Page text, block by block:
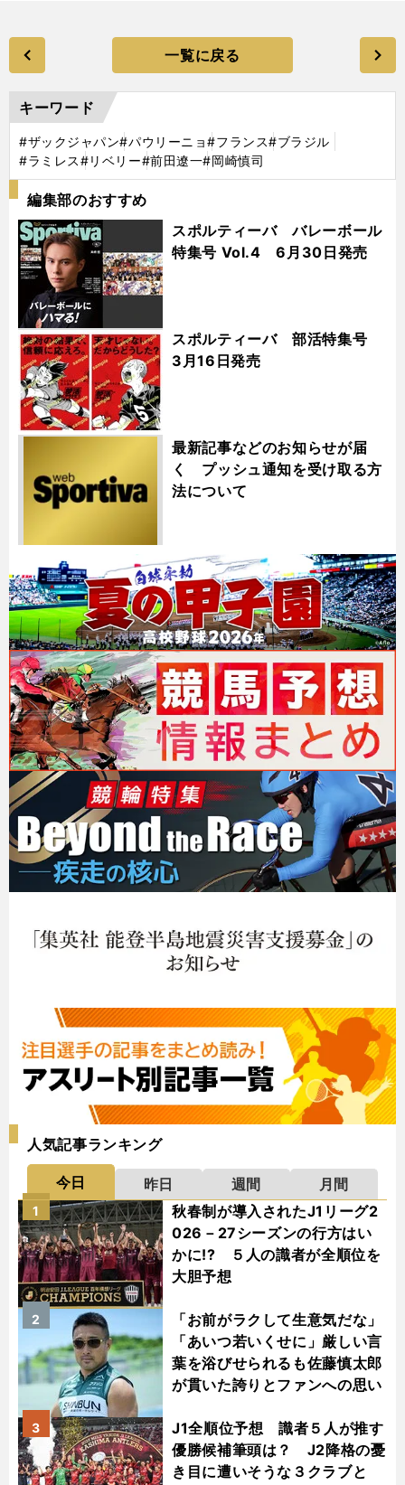
一覧に戻る
キーワード
#ザックジャパン#パウリーニョ#フランス#ブラジル
#ラミレス#リベリー#前田遼一#岡崎慎司
編集部のおすすめ
スポルティーバ バレーボール
特集号 Vol.4 6月30日発売
スポルティーバ 部活特集号
3月16日発売
最新記事などのお知らせが届
く プッシュ通知を受け取る方
法について
人気記事ランキング
今日 昨日 週間
月間
秋春制が導入されたJ1リーグ2
026－27シーズンの行方はい
かに!? ５人の識者が全順位を
大胆予想
1
「お前がラクして生意気だな」
「あいつ若いくせに」厳しい言
葉を浴びせられるも佐藤慎太郎
が貫いた誇りとファンへの思い
2
J1全順位予想 識者５人が推す
優勝候補筆頭は？ J2降格の憂
き目に遭いそうな３クラブと
3